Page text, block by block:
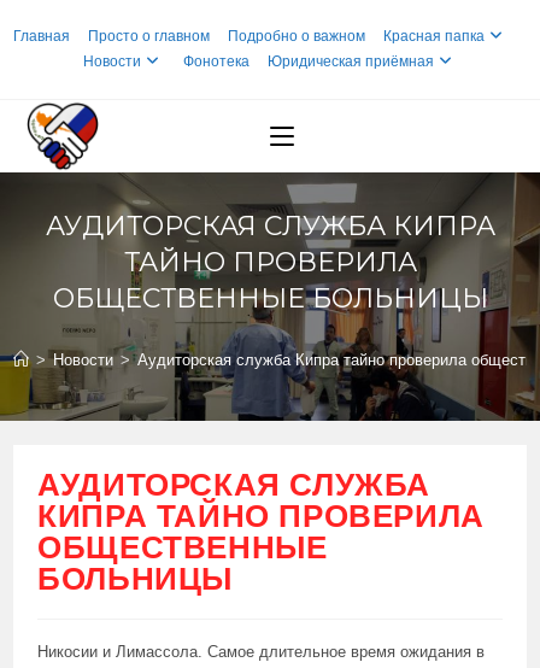
Главная Просто о главном Подробно о важном
Красная папка
Новости
Фонотека Юридическая приёмная
АУДИТОРСКАЯ СЛУЖБА КИПРА
ТАЙНО ПРОВЕРИЛА
ОБЩЕСТВЕННЫЕ БОЛЬНИЦЫ
> Новости > Аудиторская служба Кипра тайно проверила
АУДИТОРСКАЯ СЛУЖБА
КИПРА ТАЙНО ПРОВЕРИЛА
ОБЩЕСТВЕННЫЕ
БОЛЬНИЦЫ
Никосии и Лимассола. Самое длительное время ожидания в